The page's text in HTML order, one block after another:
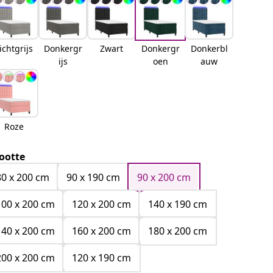
Donkergr
ijs
Zwart
Donkergr
oen
Donkerbl
auw
Roze
x 200 cm
90 x 190 cm
90 x 200 cm
x 200 cm
120 x 200 cm
140 x 190 cm
x 200 cm
160 x 200 cm
180 x 200 cm
x 200 cm
120 x 190 cm